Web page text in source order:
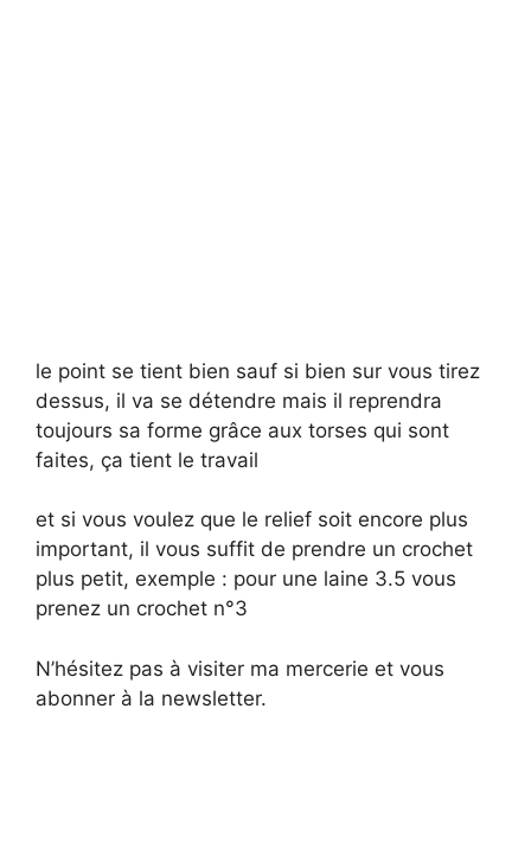
le point se tient bien sauf si bien sur vous tirez
dessus, il va se détendre mais il reprendra
toujours sa forme grâce aux torses qui sont
faites, ça tient le travail
et si vous voulez que le relief soit encore plus
important, il vous suffit de prendre un crochet
plus petit, exemple : pour une laine 3.5 vous
prenez un crochet n°3
N’hésitez pas à visiter ma mercerie et vous
abonner à la newsletter.